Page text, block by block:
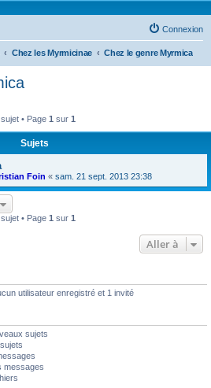
Connexion
Chez les Myrmicinae Chez le genre Myrmica
• Page 1 sur 1
Sujets
Foin « sam. 21 sept. 2013 23:38
• Page 1 sur 1
Aller à
utilisateur enregistré et 1 invité
sujets
messages